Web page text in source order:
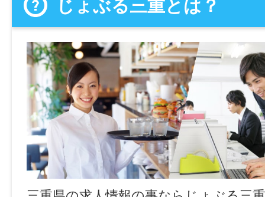
じょぶる三重とは？